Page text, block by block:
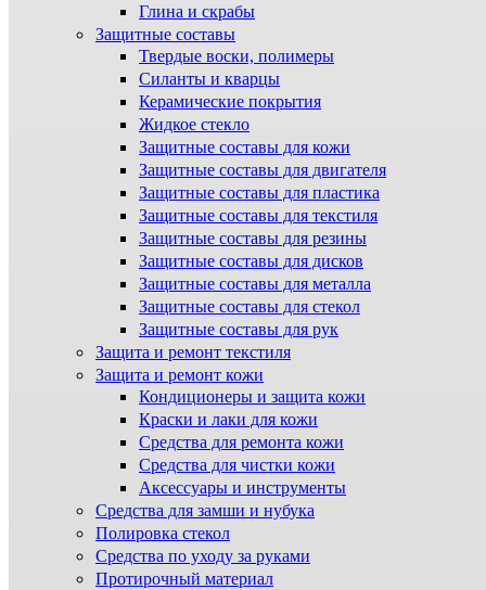
Глина и скрабы
Защитные составы
Твердые воски, полимеры
Силанты и кварцы
Керамические покрытия
Жидкое стекло
Защитные составы для кожи
Защитные составы для двигателя
Защитные составы для пластика
Защитные составы для текстиля
Защитные составы для резины
Защитные составы для дисков
Защитные составы для металла
Защитные составы для стекол
Защитные составы для рук
Защита и ремонт текстиля
Защита и ремонт кожи
Кондиционеры и защита кожи
Краски и лаки для кожи
Средства для ремонта кожи
Средства для чистки кожи
Аксессуары и инструменты
Средства для замши и нубука
Полировка стекол
Средства по уходу за руками
Протирочный материал